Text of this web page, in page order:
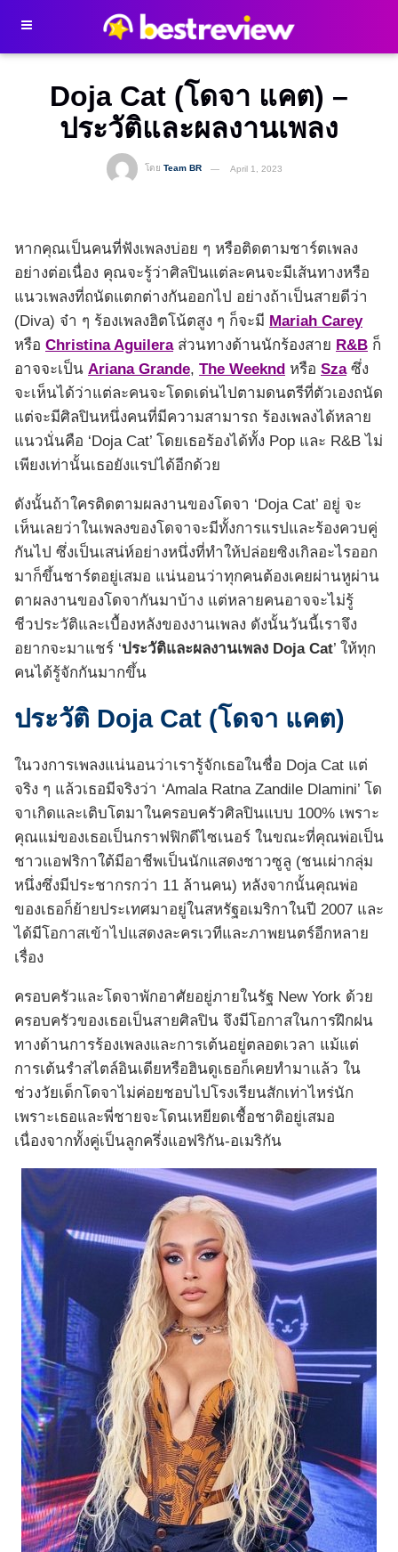
Doja Cat (โดจา แคต) –
ประวัติและผลงานเพลง
โดย Team BR April 1, 2023
หากคุณเป็นคนที่ฟังเพลงบ่อย ๆ หรือติดตามชาร์ตเพลง
อย่างต่อเนื่อง คุณจะรู้ว่าศิลปินแต่ละคนจะมีเส้นทางหรือ
แนวเพลงที่ถนัดแตกต่างกันออกไป อย่างถ้าเป็นสายดีว่า
(Diva) จ๋า ๆ ร้องเพลงฮิตโน้ตสูง ๆ ก็จะมี Mariah Carey
หรือ Christina Aguileraส่วนทางด้านนักร้องสาย R&B ก็
อาจจะเป็น Ariana Grande, The Weeknd หรือ Szaซึ่ง
จะเห็นได้ว่าแต่ละคนจะโดดเด่นไปตามดนตรีที่ตัวเองถนัด
แต่จะมีศิลปินหนึ่งคนที่มีความสามารถ ร้องเพลงได้หลาย
แนวนั่นคือ ‘Doja Cat’ โดยเธอร้องได้ทั้ง Pop และ R&B ไม่
เพียงเท่านั้นเธอยังแรปได้อีกด้วย
ดังนั้นถ้าใครติดตามผลงานของโดจา ‘Doja Cat’ อยู่ จะ
เห็นเลยว่าในเพลงของโดจาจะมีทั้งการแรปและร้องควบคู่
กันไป ซึ่งเป็นเสน่ห์อย่างหนึ่งที่ทำให้ปล่อยซิงเกิลอะไรออก
มาก็ขึ้นชาร์ตอยู่เสมอ แน่นอนว่าทุกคนต้องเคยผ่านหูผ่าน
ตาผลงานของโดจากันมาบ้าง แต่หลายคนอาจจะไม่รู้
ชีวประวัติและเบื้องหลังของงานเพลง ดังนั้นวันนี้เราจึง
อยากจะมาแชร์ ‘ประวัติและผลงานเพลง Doja Cat’ ให้ทุก
คนได้รู้จักกันมากขึ้น
ประวัติ Doja Cat (โดจา แคต)
ในวงการเพลงแน่นอนว่าเรารู้จักเธอในชื่อ Doja Cat แต่
จริง ๆ แล้วเธอมีจริงว่า ‘Amala Ratna Zandile Dlamini’ โด
จาเกิดและเติบโตมาในครอบครัวศิลปินแบบ 100% เพราะ
คุณแม่ของเธอเป็นกราฟฟิกดีไซเนอร์ ในขณะที่คุณพ่อเป็น
ชาวแอฟริกาใต้มีอาชีพเป็นนักแสดงชาวซูลู (ชนเผ่ากลุ่ม
หนึ่งซึ่งมีประชากรกว่า 11 ล้านคน) หลังจากนั้นคุณพ่อ
ของเธอก็ย้ายประเทศมาอยู่ในสหรัฐอเมริกาในปี 2007 และ
ได้มีโอกาสเข้าไปแสดงละครเวทีและภาพยนตร์อีกหลาย
เรื่อง
ครอบครัวและโดจาพักอาศัยอยู่ภายในรัฐ New York ด้วย
ครอบครัวของเธอเป็นสายศิลปิน จึงมีโอกาสในการฝึกฝน
ทางด้านการร้องเพลงและการเต้นอยู่ตลอดเวลา แม้แต่
การเต้นรำสไตล์อินเดียหรือฮินดูเธอก็เคยทำมาแล้ว ใน
ช่วงวัยเด็กโดจาไม่ค่อยชอบไปโรงเรียนสักเท่าไหร่นัก
เพราะเธอและพี่ชายจะโดนเหยียดเชื้อชาติอยู่เสมอ
เนื่องจากทั้งคู่เป็นลูกครึ่งแอฟริกัน-อเมริกัน